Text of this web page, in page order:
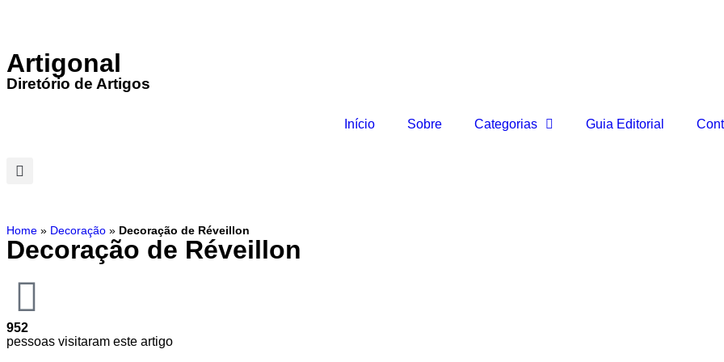
Artigonal
Diretório de Artigos
Início Sobre Categorias Guia Editorial
Home » Decoração » Decoração de Réveillon
Decoração de Réveillon
952
pessoas visitaram este artigo